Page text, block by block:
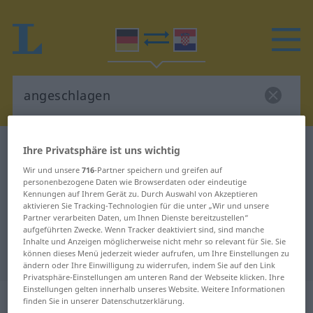
Deutsch-Kroatisch Wörterbuch
Deutsch-Kroatisch Übersetzung für
"angeschlagen"
"angeschlagen" Kroatisch
Übersetzung
„angeschlagen“
Ihre Privatsphäre ist uns wichtig
Wir und unsere716-Partner speichern und greifen auf
personenbezogene Daten wie Browserdaten oder eindeutige
Kennungen auf Ihrem Gerät zu. Durch Auswahl von Akzeptieren
aktivieren Sie Tracking-Technologien für die unter „Wir und unsere
Partner verarbeiten Daten, um Ihnen Dienste bereitzustellen“
aufgeführten Zwecke. Wenn Tracker deaktiviert sind, sind manche
Inhalte und Anzeigen möglicherweise nicht mehr so relevant für Sie. Sie
können dieses Menü jederzeit wieder aufrufen, um Ihre Einstellungen zu
ändern oder Ihre Einwilligung zu widerrufen, indem Sie auf den Link
Privatsphäre-Einstellungen am unteren Rand der Webseite klicken. Ihre
Einstellungen gelten innerhalb unseres Website. Weitere Informationen
finden Sie in unserer Datenschutzerklärung.